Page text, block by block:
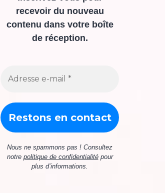
recevoir du nouveau
contenu dans votre boîte
de réception.
Nous ne spammons pas ! Consultez
notre politique de confidentialitépour
plus d’informations.